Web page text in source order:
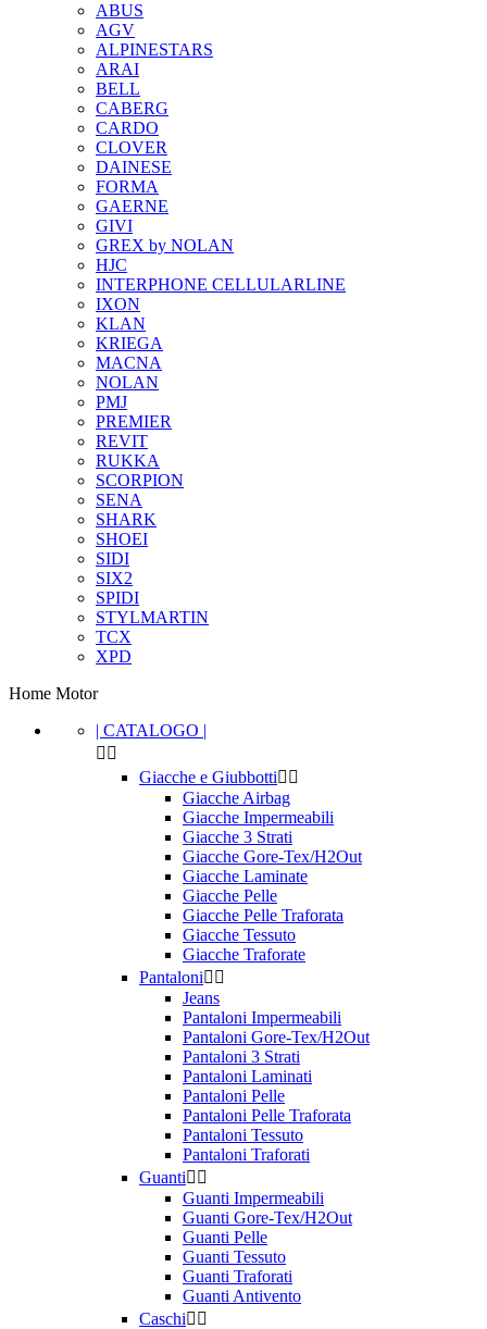
ABUS
AGV
ALPINESTARS
ARAI
BELL
CABERG
CARDO
CLOVER
DAINESE
FORMA
GAERNE
GIVI
GREX by NOLAN
HJC
INTERPHONE CELLULARLINE
IXON
KLAN
KRIEGA
MACNA
NOLAN
PMJ
PREMIER
REVIT
RUKKA
SCORPION
SENA
SHARK
SHOEI
SIDI
SIX2
SPIDI
STYLMARTIN
TCX
XPD
Gore-Tex/H2Out 8
Non Impermeabile 8
10
6
Home Motor
| CATALOGO |
 
Giacche e Giubbotti 
Giacche Airbag
Giacche Impermeabili
Giacche 3 Strati
Giacche Gore-Tex/H2Out
Giacche Laminate
Giacche Pelle
Giacche Pelle Traforata
Giacche Tessuto
Giacche Traforate
Pantaloni 
Jeans
Pantaloni Impermeabili
Pantaloni Gore-Tex/H2Out
Pantaloni 3 Strati
Pantaloni Laminati
Pantaloni Pelle
Pantaloni Pelle Traforata
Pantaloni Tessuto
Pantaloni Traforati
Guanti 
Guanti Impermeabili
Guanti Gore-Tex/H2Out
Guanti Pelle
Guanti Tessuto
Guanti Traforati
Guanti Antivento
Caschi 